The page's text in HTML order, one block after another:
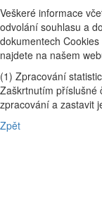
Veškeré informace
odvolání souhlasu a
dokumentech
najdete na našem
(1) Zpracování
Zaškrtnutím příslušné
zpracování a zastavit
Zpět